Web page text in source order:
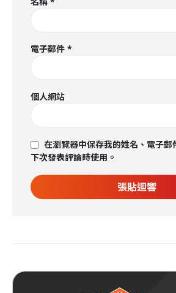
電子郵件 *
個人網站
在瀏覽器中保存我的姓名、電子郵
下次發表評論時使用。